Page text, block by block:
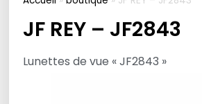
JF REY – JF2843
Lunettes de vue « JF2843 »